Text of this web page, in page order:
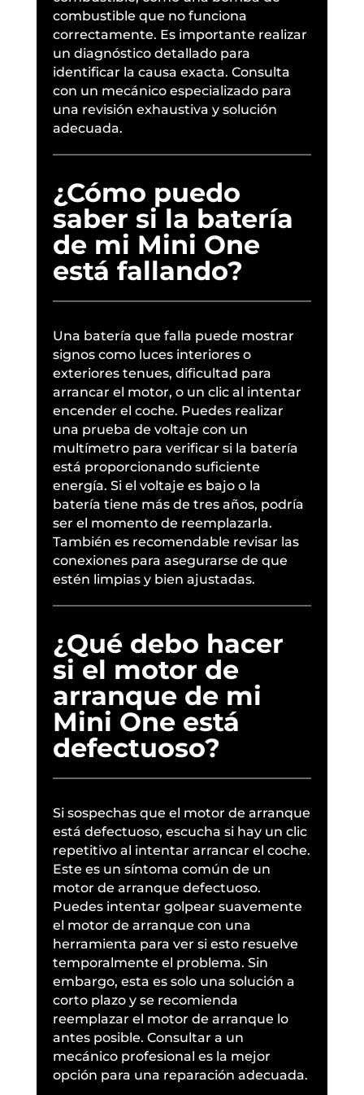
combustible que no funciona
correctamente. Es importante realizar
un diagnóstico detallado para
identificar la causa exacta. Consulta
con un mecánico especializado para
una revisión exhaustiva y solución
adecuada.
¿Cómo puedo
saber si la batería
de mi Mini One
está fallando?
Una batería que falla puede mostrar
signos como luces interiores o
exteriores tenues, dificultad para
arrancar el motor, o un clic al intentar
encender el coche. Puedes realizar
una prueba de voltaje con un
multímetro para verificar si la batería
está proporcionando suficiente
energía. Si el voltaje es bajo o la
batería tiene más de tres años, podría
ser el momento de reemplazarla.
También es recomendable revisar las
conexiones para asegurarse de que
estén limpias y bien ajustadas.
¿Qué debo hacer
si el motor de
arranque de mi
Mini One está
defectuoso?
Si sospechas que el motor de arranque
está defectuoso, escucha si hay un clic
repetitivo al intentar arrancar el coche.
Este es un síntoma común de un
motor de arranque defectuoso.
Puedes intentar golpear suavemente
el motor de arranque con una
herramienta para ver si esto resuelve
temporalmente el problema. Sin
embargo, esta es solo una solución a
corto plazo y se recomienda
reemplazar el motor de arranque lo
antes posible. Consultar a un
mecánico profesional es la mejor
opción para una reparación adecuada.